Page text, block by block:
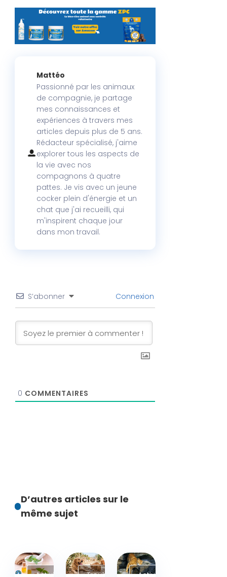
Mattéo
Passionné par les animaux
de compagnie, je partage
mes connaissances et
expériences à travers mes
articles depuis plus de 5 ans.
Rédacteur spécialisé, j'aime
explorer tous les aspects de
la vie avec nos
compagnons à quatre
pattes. Je vis avec un jeune
cocker plein d'énergie et un
chat que j'ai recueilli, qui
m'inspirent chaque jour
dans mon travail.
S’abonner Connexion
0 COMMENTAIRES
D’autres articles sur le
même sujet
Activités
Troubles du
Activité